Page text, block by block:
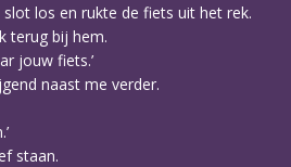
los en rukte de fiets uit het rek.
terug bij hem.
jouw fiets.’
naast me verder.
staan.